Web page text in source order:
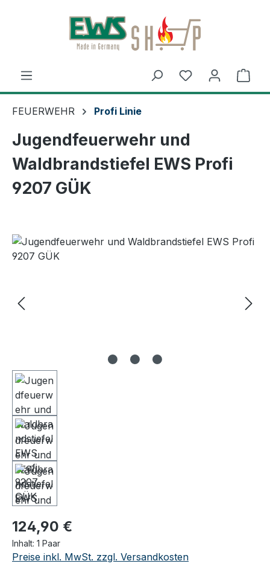
Zum Hauptinhalt springen
FEUERWEHR Profi Linie
Jugendfeuerwehr und
Waldbrandstiefel EWS Profi
9207 GÜK
Regulärer Preis:
124,90 €
Inhalt: 1 Paar
Preise inkl. MwSt. zzgl. Versandkosten